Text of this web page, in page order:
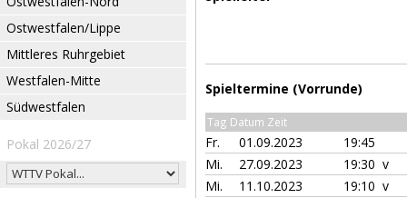
Ostwestfalen/Lippe
Mittleres Ruhrgebiet
Westfalen-Mitte
Südwestfalen
Pokal 2026/27
Spieltermine (Vorrunde)
Tag Datum Zeit
Fr. 01.09.2023
19:45
Mi.
27.09.2023
19:30 v
Mi.
11.10.2023
19:10 v